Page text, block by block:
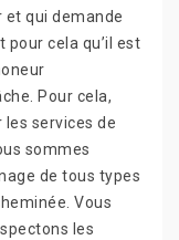
et qui demande
pour cela qu’il est
Pour cela,
services de
sommes
de tous types
Vous
les